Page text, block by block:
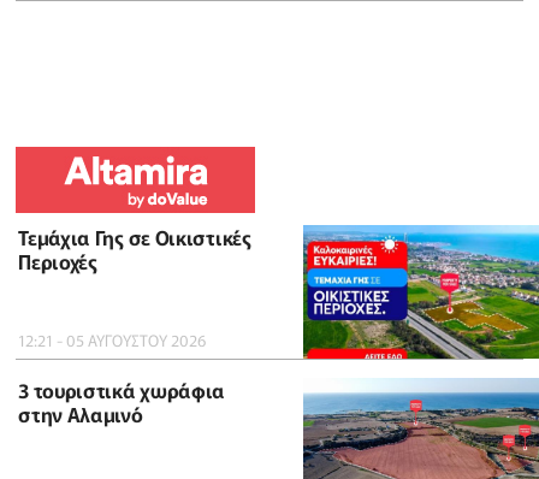
Τεμάχια Γης σε Οικιστικές
Περιοχές
12:21 - 05 ΑΥΓΟΥΣΤΟΥ 2026
3 τουριστικά χωράφια
στην Αλαμινό